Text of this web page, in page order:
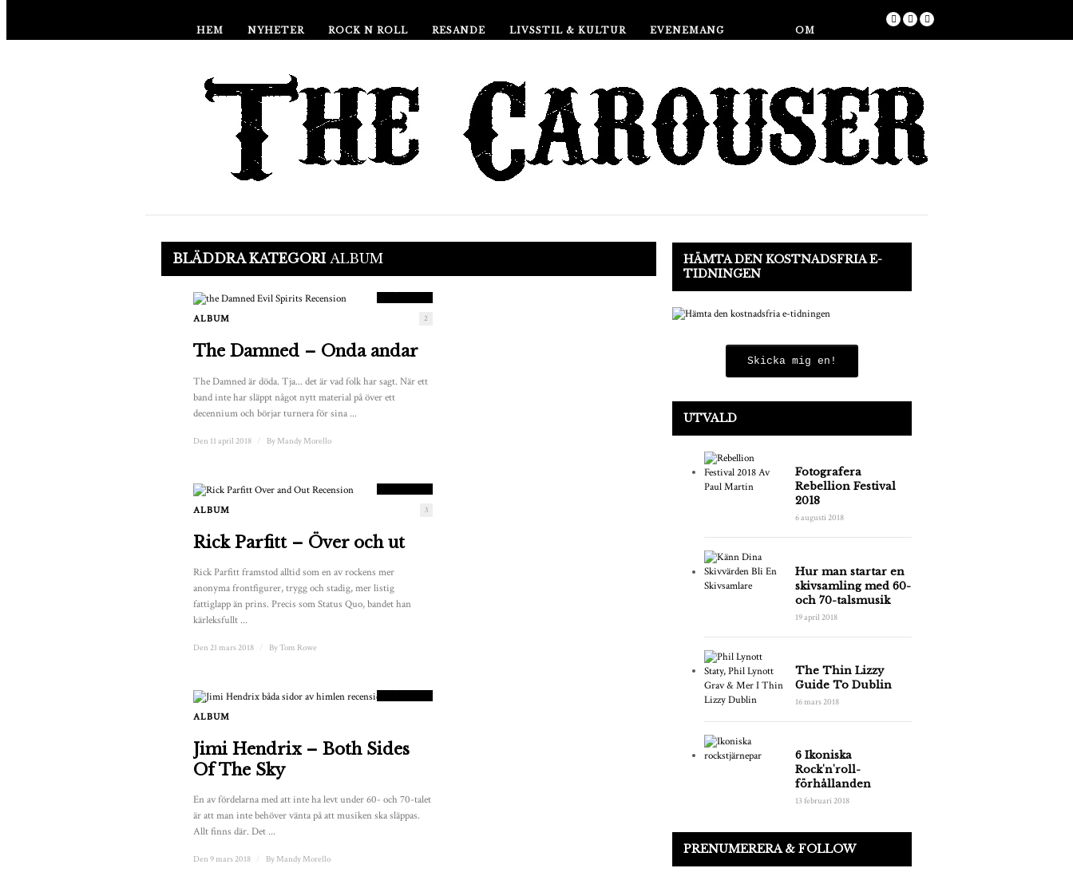
HEM NYHETER ROCK N ROLL RESANDE LIVSSTIL & KULTUR EVENEMANG OM
BLÄDDRA KATEGORI ALBUM
POÄNG
ALBUM 2
The Damned – Onda andar
The Damned är döda. Tja... det är vad folk har sagt. När ett
band inte har släppt något nytt material på över ett
decennium och börjar turnera för sina ...
Den 11 april 2018 By Mandy Morello
ALBUM 3
Rick Parfitt – Över och ut
Rick Parfitt framstod alltid som en av rockens mer
anonyma frontfigurer, trygg och stadig, mer listig
fattiglapp än prins. Precis som Status Quo, bandet han
kärleksfullt ...
Den 21 mars 2018 ByTom Rowe
POÄNG
ALBUM
Jimi Hendrix – Both Sides
Of The Sky
En av fördelarna med att inte ha levt under 60- och 70-talet
är att man inte behöver vänta på att musiken ska släppas.
Allt finns där. Det ...
Den 9 mars 2018 By Mandy Morello
HÄMTA DEN KOSTNADSFRIA E-
TIDNINGEN
Skicka mig en!
UTVALD
Fotografera
Rebellion Festival
2018
6 augusti 2018
Hur man startar en
skivsamling med 60-
och 70-talsmusik
19 april 2018
The Thin Lizzy
Guide To Dublin
16 mars 2018
6 Ikoniska
Rock'n'roll-
förhållanden
13 februari 2018
PRENUMERERA & FOLLOW